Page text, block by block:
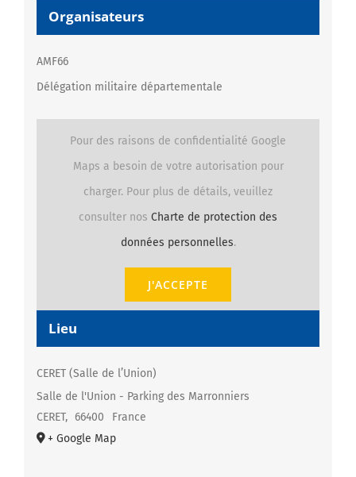
Organisateurs
AMF66
Délégation militaire départementale
Lieu
CERET (Salle de l’Union)
Salle de l'Union - Parking des Marronniers
CERET, 66400
France
+ Google Map
Pour des raisons de confidentialité Google
Maps a besoin de votre autorisation pour
charger. Pour plus de détails, veuillez
consulter nos Charte de protection des
données personnelles.
J'ACCEPTE